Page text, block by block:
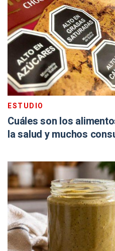
ESTUDIO
Cuáles son los
la salud y muchos